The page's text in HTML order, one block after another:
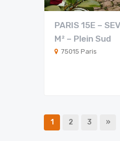
PARIS 15E –
M² – Plein Sud
75015 Paris
1 2 3 »